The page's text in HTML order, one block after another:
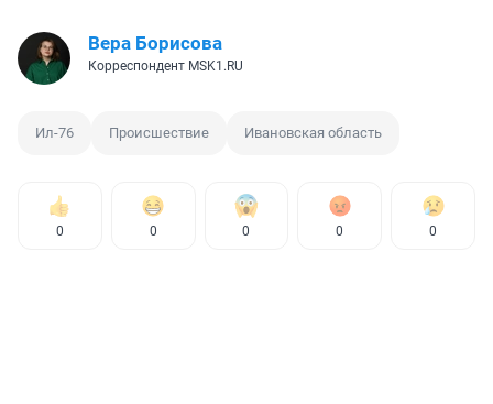
Вера Борисова
Корреспондент MSK1.RU
Ил-76 Происшествие Ивановская область
0 0 0 0 0